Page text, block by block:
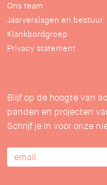
Ons team
Jaarverslagen en bestuur
Klankbordgroep
Privacy statement
Blijf op de hoogte van
panden en projecten
Schrijf je in voor onze